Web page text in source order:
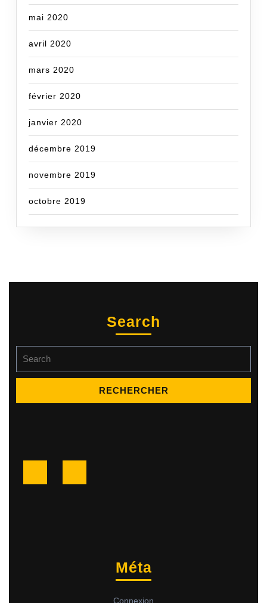
mai 2020
avril 2020
mars 2020
février 2020
janvier 2020
décembre 2019
novembre 2019
octobre 2019
Search
for:
Méta
Connexion